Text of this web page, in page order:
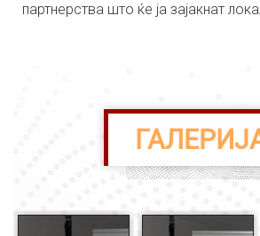
партнерства што ќе ја зајакнат